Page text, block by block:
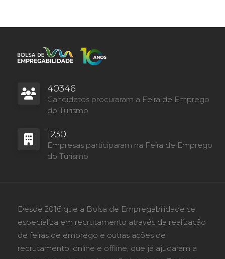
40346
Candidatos procuraram a Feira de Emprego
do Turismo
1230
Empresas participaram na Feira de Emprego
do Turismo
Desde 2016 que a Bolsa de Empregabilidade se
especializa em recrutamento através da realização
de feiras de emprego e outras ações de
recrutamento, online e offline, que já ajudaram a